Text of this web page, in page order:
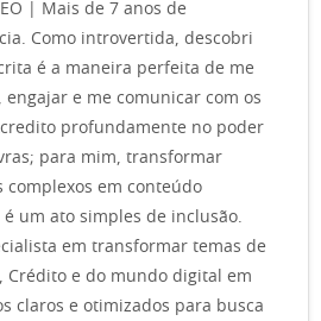
| Mais de 7 anos de
Como introvertida, descobri
é a maneira perfeita de me
engajar e me comunicar com os
profundamente no poder
para mim, transformar
complexos em conteúdo
é um ato simples de inclusão.
em transformar temas de
Crédito e do mundo digital em
claros e otimizados para busca